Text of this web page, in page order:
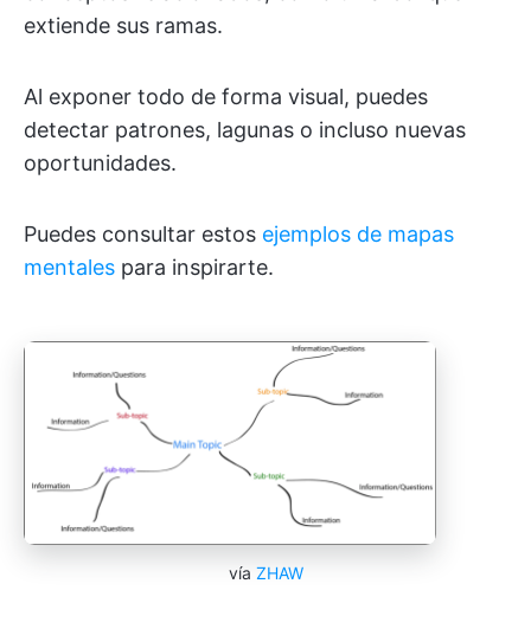
extiende sus ramas.
Al exponer todo de forma visual, puedes
detectar patrones, lagunas o incluso nuevas
oportunidades.
Puedes consultar estos ejemplos de mapas
mentales para inspirarte.
vía ZHAW